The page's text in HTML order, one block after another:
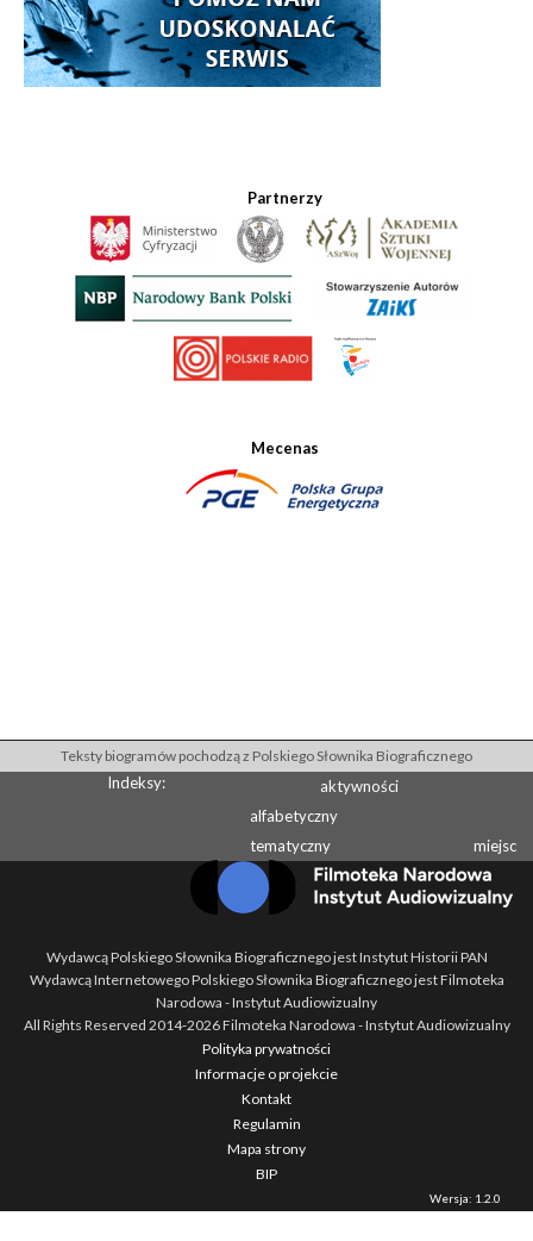
Partnerzy
Mecenas
Teksty biogramów pochodzą z Polskiego Słownika Biograficznego
Indeksy:
aktywności
alfabetyczny
tematyczny
miejsc
Wydawcą Polskiego Słownika Biograficznego jest Instytut Historii PAN
Wydawcą Internetowego Polskiego Słownika Biograficznego jest Filmoteka
Narodowa - Instytut Audiowizualny
All Rights Reserved 2014-2026Filmoteka Narodowa - Instytut Audiowizualny
Polityka prywatności
Informacje o projekcie
Kontakt
Regulamin
Mapa strony
BIP
Wersja: 1.2.0